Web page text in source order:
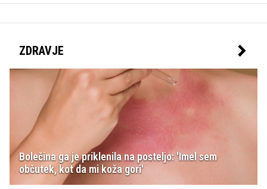
ZDRAVJE
Bolečina ga je priklenila na posteljo: 'Imel sem
občutek, kot da mi koža gori'